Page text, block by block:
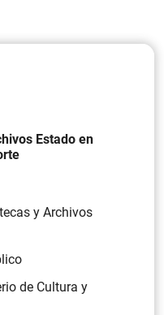
Estado en
y Archivos
de Cultura y